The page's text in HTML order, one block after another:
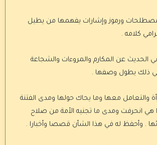
مصطلحات ورموز وإشارات يفهمها من يطيل
كلامه .
الحديث عن المكارم والمروءات والشجاعة
في ذلك يطول وصفها .
والتعامل معها وما يحاك حولها ومدى الفتنة
هي انحرفت ومدى ما تجنيه الأمة من صلاح
. وأحفظ له في هذا الشأن قصصا وأخبارا .